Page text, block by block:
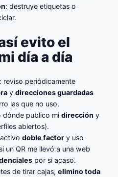
: destruye etiquetas o
evito el
día a día
: reviso periódicamente
ydirecciones guardadas
las que no uso.
dónde publico midirección y
abiertos).
doble factor y uso
un QR me llevó a una web
por si acaso.
de tirar cajas,elimino toda